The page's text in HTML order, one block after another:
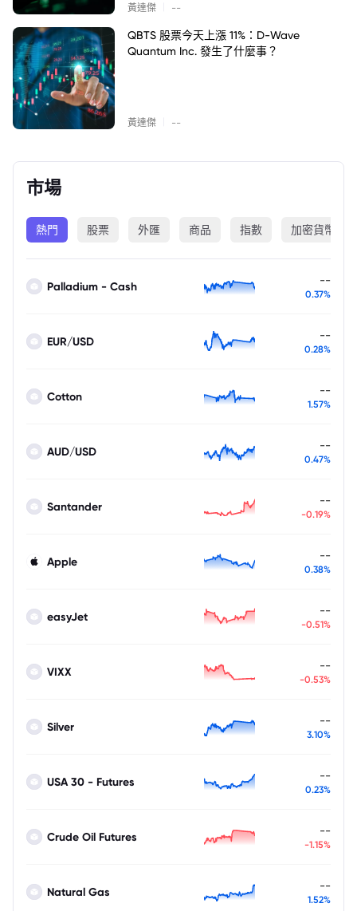
黃達傑 --
QBTS 股票今天上漲 11%：D-Wave
Quantum Inc. 發生了什麼事？
黃達傑 --
市場
熱門 股票 外匯 商品 指數 加密貨幣
Palladium - Cash --
0.37%
EUR/USD --
0.28%
Cotton --
1.57%
AUD/USD --
0.47%
Santander --
-0.19%
Apple --
0.38%
easyJet --
-0.51%
VIXX --
-0.53%
Silver --
3.10%
USA 30 - Futures --
0.23%
Crude Oil Futures --
-1.15%
Natural Gas --
1.52%